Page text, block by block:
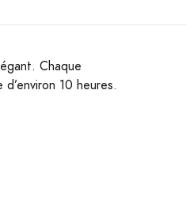
Chaque
10 heures.